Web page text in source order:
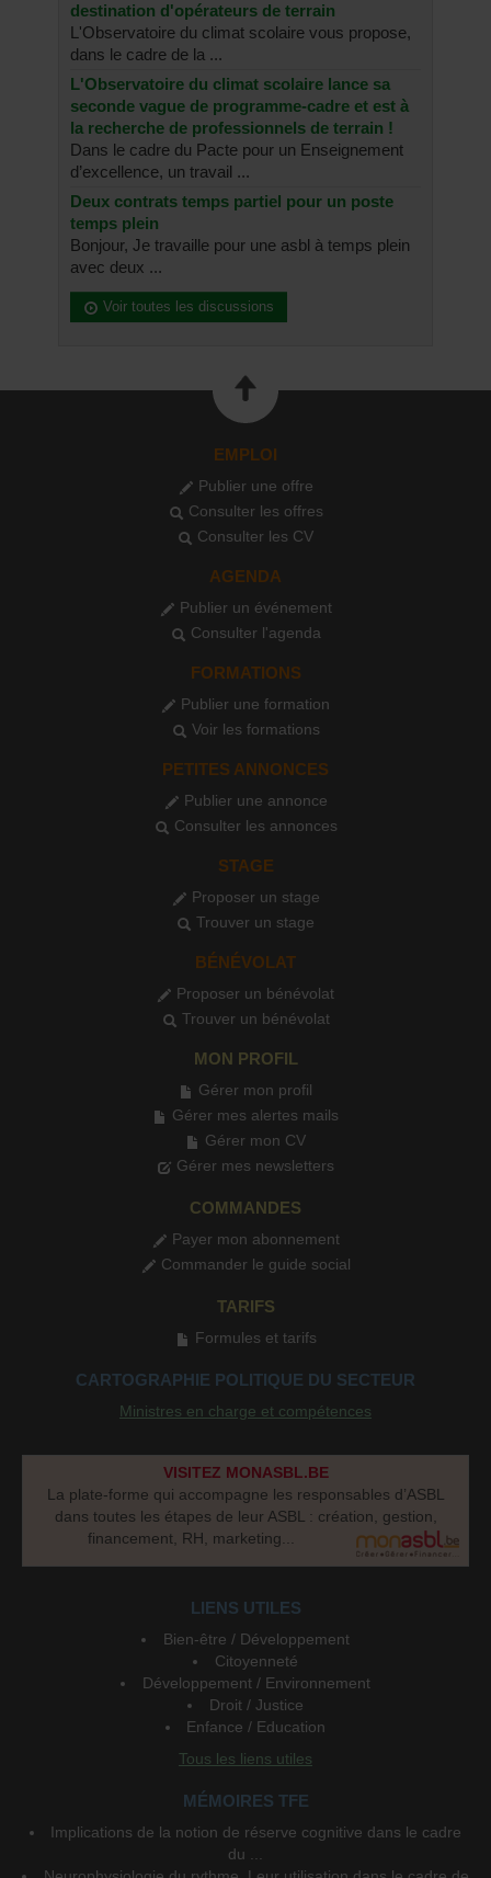
destination d'opérateurs de terrain
L'Observatoire du climat scolaire vous propose,
dans le cadre de la ...
L'Observatoire du climat scolaire lance sa
seconde vague de programme-cadre et est à
la recherche de professionnels de terrain !
Dans le cadre du Pacte pour un Enseignement
d’excellence, un travail ...
Deux contrats temps partiel pour un poste
temps plein
Bonjour, Je travaille pour une asbl à temps plein
avec deux ...
Voir toutes les discussions
EMPLOI
Publier une offre
Consulter les offres
Consulter les CV
AGENDA
Publier un événement
Consulter l'agenda
FORMATIONS
Publier une formation
Voir les formations
PETITES ANNONCES
Publier une annonce
Consulter les annonces
STAGE
Proposer un stage
Trouver un stage
BÉNÉVOLAT
Proposer un bénévolat
Trouver un bénévolat
MON PROFIL
Gérer mon profil
Gérer mes alertes mails
Gérer mon CV
Gérer mes newsletters
COMMANDES
Payer mon abonnement
Commander le guide social
TARIFS
Formules et tarifs
CARTOGRAPHIE POLITIQUE DU SECTEUR
Ministres en charge et compétences
VISITEZ MONASBL.BE
La plate-forme qui accompagne les responsables d’ASBL
dans toutes les étapes de leur ASBL : création, gestion,
financement, RH, marketing...
LIENS UTILES
Bien-être / Développement
Citoyenneté
Développement / Environnement
Droit / Justice
Enfance / Education
Tous les liens utiles
MÉMOIRES TFE
Implications de la notion de réserve cognitive dans le cadre
du ...